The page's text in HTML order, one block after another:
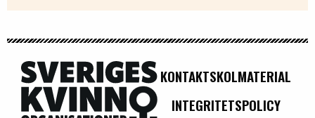
KONTAKTSKOLMATERIAL
INTEGRITETSPOLICY